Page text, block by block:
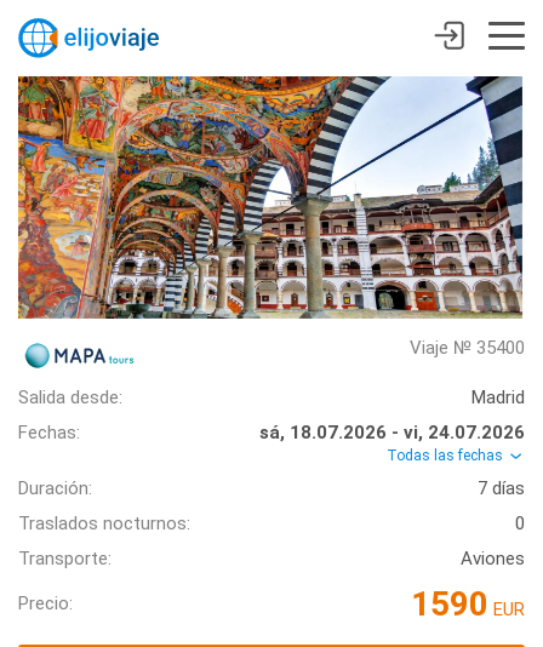
Viaje № 35400
Salida desde:
Madrid
Fechas:
sá, 18.07.2026 - vi, 24.07.2026
Todas las fechas
Duración:
7 días
Traslados nocturnos:
0
Transporte:
Aviones
Precio: 1590 EUR